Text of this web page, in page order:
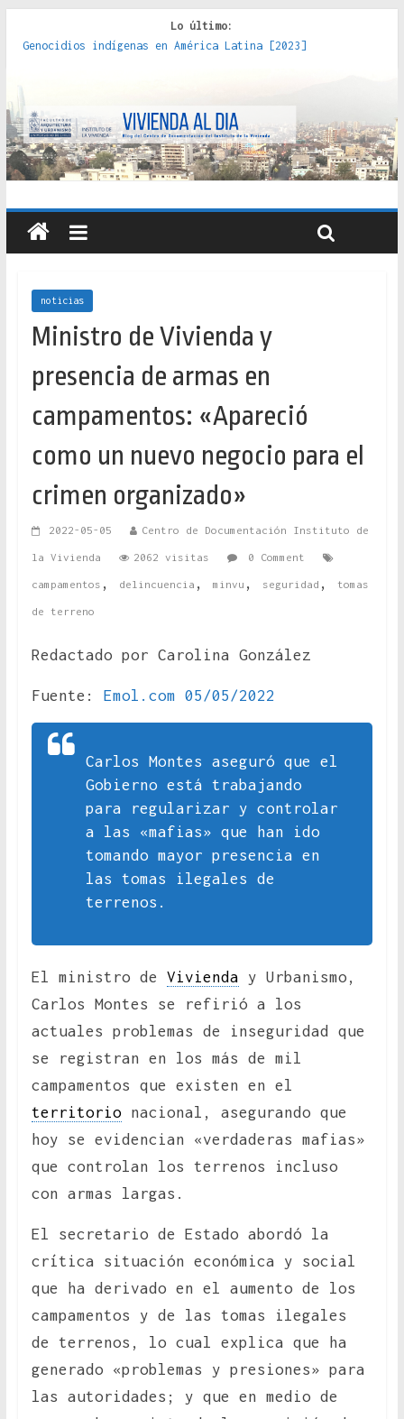
Lo último:
Genocidios indígenas en América Latina [2023]
políticas, prácticas y representaciones [2022]
crítica de las fronteras latinoamericanas [2020]
Criterios técnicos para una vivienda adecuada [2019]
Red de consultorios de la Caja del Seguro Obrero en
Santiago : un patrimonio emblemático [2014]
noticias
Ministro de Vivienda y
presencia de armas en
campamentos: «Apareció
como un nuevo negocio para el
crimen organizado»
2022-05-05 Centro de Documentación Instituto de
la Vivienda 2062 visitas 0 Comment
campamentos , delincuencia , minvu , seguridad , tomas
de terreno
Redactado por Carolina González
Fuente: Emol.com 05/05/2022
Carlos Montes aseguró que el
Gobierno está trabajando
para regularizar y controlar
a las «mafias» que han ido
tomando mayor presencia en
las tomas ilegales de
terrenos.
El ministro de Vivienda y Urbanismo,
Carlos Montes se refirió a los
actuales problemas de inseguridad que
se registran en los más de mil
campamentos que existen en el
territorionacional, asegurando que
hoy se evidencian «verdaderas mafias»
que controlan los terrenos incluso
con armas largas.
El secretario de Estado abordó la
crítica situación económica y social
que ha derivado en el aumento de los
campamentos y de las tomas ilegales
de terrenos, lo cual explica que ha
generado «problemas y presiones» para
las autoridades; y que en medio de